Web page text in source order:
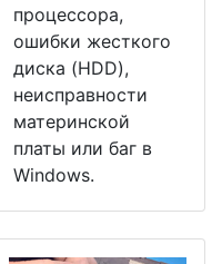
процессора,
ошибки жесткого
диска (HDD),
неисправности
материнской
платы или баг в
Windows.